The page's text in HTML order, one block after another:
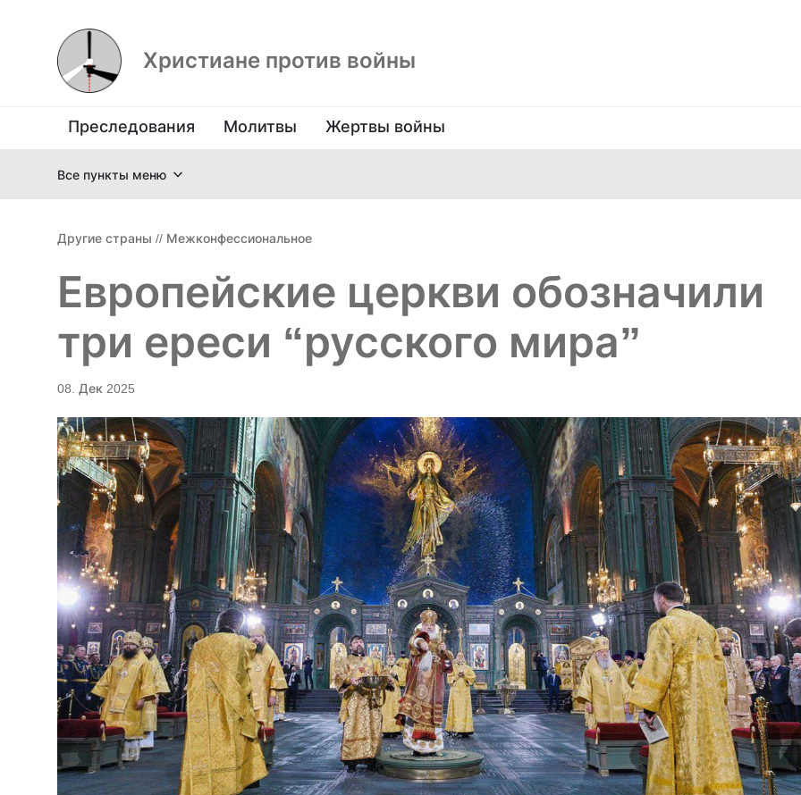
Христиане против войны
Преследования Молитвы Жертвы войны
Все пункты меню
Другие страны // Межконфессиональное
Европейские церкви обозначили
три ереси “русского мира”
08. Дек 2025